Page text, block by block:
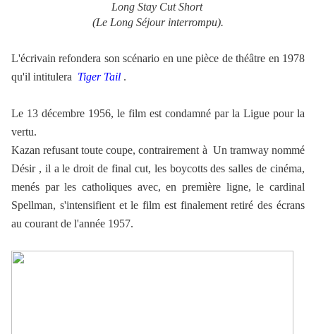
Long Stay Cut Short
(Le Long Séjour interrompu).
L'écrivain refondera son scénario en une pièce de théâtre en 1978
qu'il intitulera Tiger Tail .
Le 13 décembre 1956, le film est condamné par la Ligue pour la
vertu.
Kazan refusant toute coupe, contrairement à Un tramway nommé
Désir , il a le droit de final cut, les boycotts des salles de cinéma,
menés par les catholiques avec, en première ligne, le cardinal
Spellman, s'intensifient et le film est finalement retiré des écrans
au courant de l'année 1957.